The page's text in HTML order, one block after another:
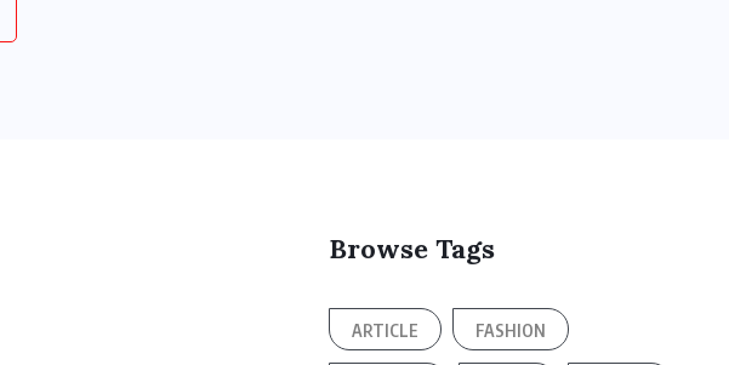
Browse Tags
ARTICLE FASHION